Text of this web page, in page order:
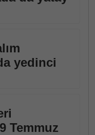
yedinci
Temmuz